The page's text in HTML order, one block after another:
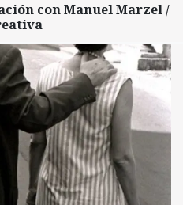
con Manuel Marzel /